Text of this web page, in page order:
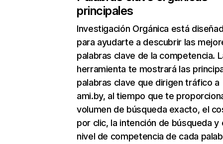
principales
Investigación Orgánica está
para ayudarte a descubrir las
palabras clave de la competencia.
herramienta te mostrará las
palabras clave que dirigen tráfico a
ami.by, al tiempo que te
volumen de búsqueda exacto, el
por clic, la intención de búsqueda y
nivel de competencia de cada